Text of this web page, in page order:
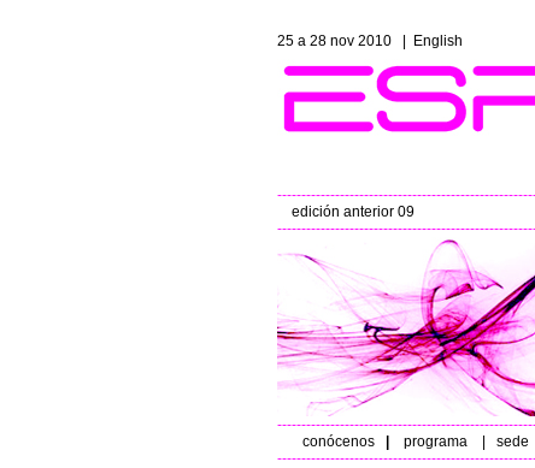
25 a 28 nov 2010 English
edición anterior 09
conócenos
programa sede